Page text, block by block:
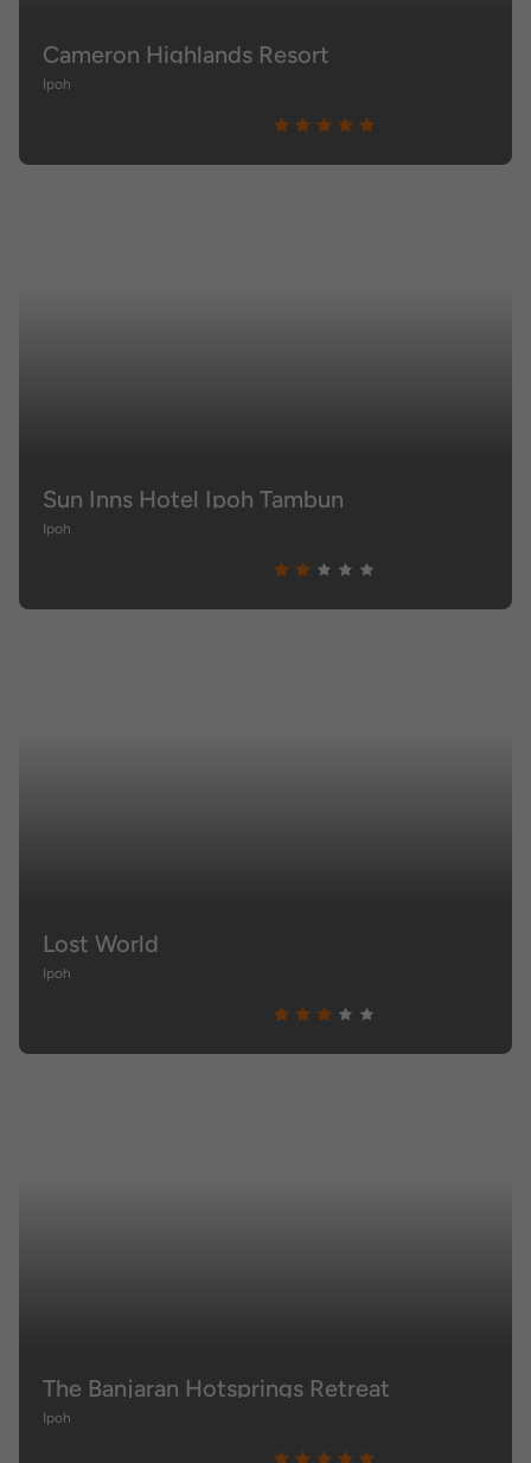
Cameron Highlands Resort
Ipoh
Sun Inns Hotel Ipoh Tambun
Ipoh
Lost World
Ipoh
The Banjaran Hotsprings Retreat
Ipoh